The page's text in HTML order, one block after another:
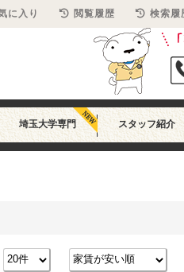
埼玉大学専門 スタッフ紹介
に入り 閲覧履歴 検索履